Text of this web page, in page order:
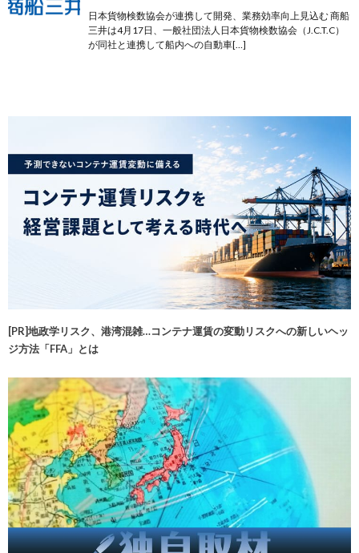
日本貨物検数協会が連携して開発、業務効率向上見込む 商船
三井は4月17日、一般社団法人日本貨物検数協会（J.C.T.C）
が同社と連携して船内への自動車[…]
[PR]地政学リスク、港湾混雑…コンテナ運賃の変動リスクへの新しいヘッ
ジ方法「FFA」とは